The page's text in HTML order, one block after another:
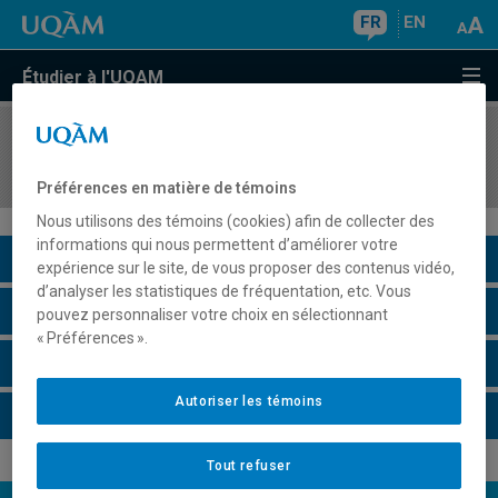
FR EN
Étudier à l'UQAM
COURS//
Description du cours
Horaire - Été 2026
Préférences en matière de témoins
Nous utilisons des témoins (cookies) afin de collecter des
informations qui nous permettent d’améliorer votre
expérience sur le site, de vous proposer des contenus vidéo,
d’analyser les statistiques de fréquentation, etc. Vous
pouvez personnaliser votre choix en sélectionnant
« Préférences ».
Tout refuser
Autoriser les témoins